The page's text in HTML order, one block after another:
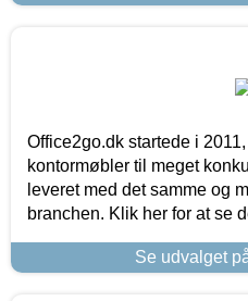
Office2go.dk startede i
kontormøbler til meget
leveret med det samme og
branchen. Klik her for at se
Se udvalget